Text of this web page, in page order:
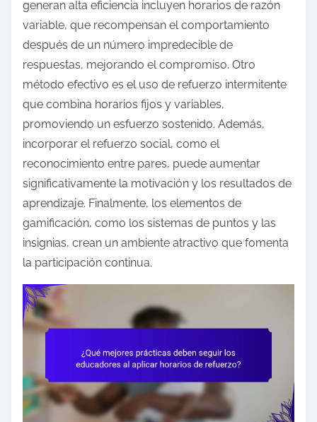
generan alta eficiencia incluyen horarios de razón
variable, que recompensan el comportamiento
después de un número impredecible de
respuestas, mejorando el compromiso. Otro
método efectivo es el uso de refuerzo intermitente
que combina horarios fijos y variables,
promoviendo un esfuerzo sostenido. Además,
incorporar el refuerzo social, como el
reconocimiento entre pares, puede aumentar
significativamente la motivación y los resultados de
aprendizaje. Finalmente, los elementos de
gamificación, como los sistemas de puntos y las
insignias, crean un ambiente atractivo que fomenta
la participación continua.